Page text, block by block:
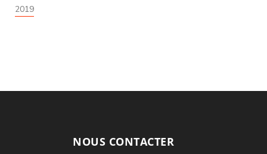
2019
NOUS CONTACTER